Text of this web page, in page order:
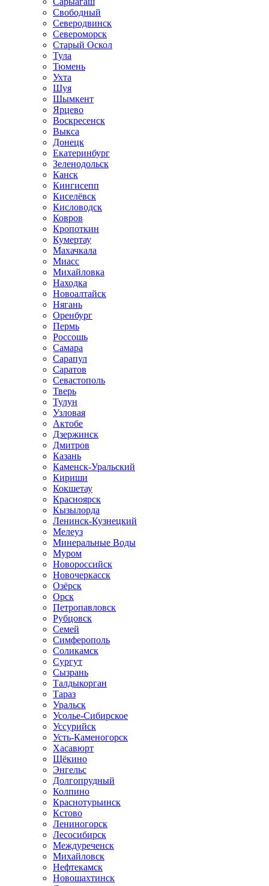
Свободный
Северодвинск
Североморск
Старый Оскол
Тула
Тюмень
Ухта
Шуя
Шымкент
Ярцево
Воскресенск
Выкса
Донецк
Екатеринбург
Зеленодольск
Канск
Кингисепп
Киселёвск
Кисловодск
Ковров
Кропоткин
Кумертау
Махачкала
Миасс
Михайловка
Находка
Новоалтайск
Нягань
Оренбург
Пермь
Россошь
Самара
Сарапул
Саратов
Севастополь
Тверь
Тулун
Узловая
Актобе
Дзержинск
Дмитров
Казань
Каменск-Уральский
Кириши
Кокшетау
Красноярск
Кызылорда
Ленинск-Кузнецкий
Мелеуз
Минеральные Воды
Муром
Новороссийск
Новочеркасск
Озёрск
Орск
Петропавловск
Рубцовск
Семей
Симферополь
Соликамск
Сургут
Сызрань
Талдыкорган
Тараз
Уральск
Усолье-Сибирское
Уссурийск
Усть-Каменогорск
Хасавюрт
Щёкино
Энгельс
Долгопрудный
Колпино
Краснотурьинск
Кстово
Лениногорск
Лесосибирск
Междуреченск
Михайловск
Нефтекамск
Новошахтинск